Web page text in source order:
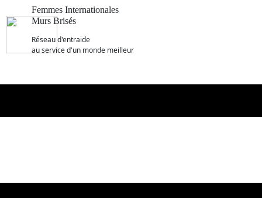
Femmes Internationales
Murs Brisés
R​éseau d'entraide
au service d'un monde meilleur